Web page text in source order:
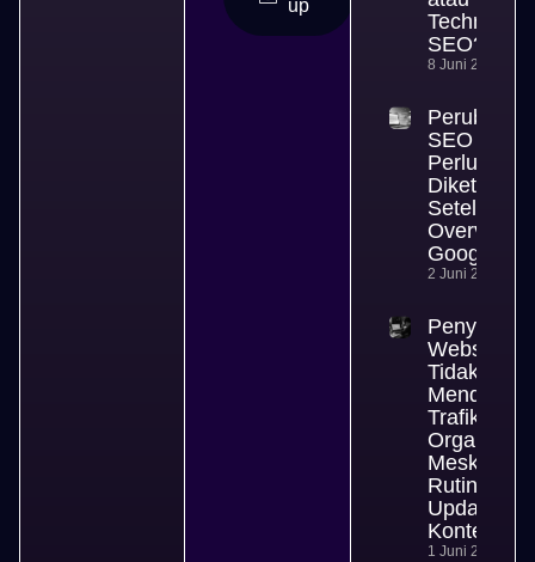
up
Technical
SEO?
8 Juni 2026
Perubahan
SEO yang
Perlu
Diketahui
Setelah AI
Overview
Google
2 Juni 2026
Penyebab
Website
Tidak
Mendapat
Trafik
Organik
Meski
Rutin
Update
Konten
1 Juni 2026